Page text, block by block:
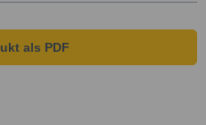
als PDF